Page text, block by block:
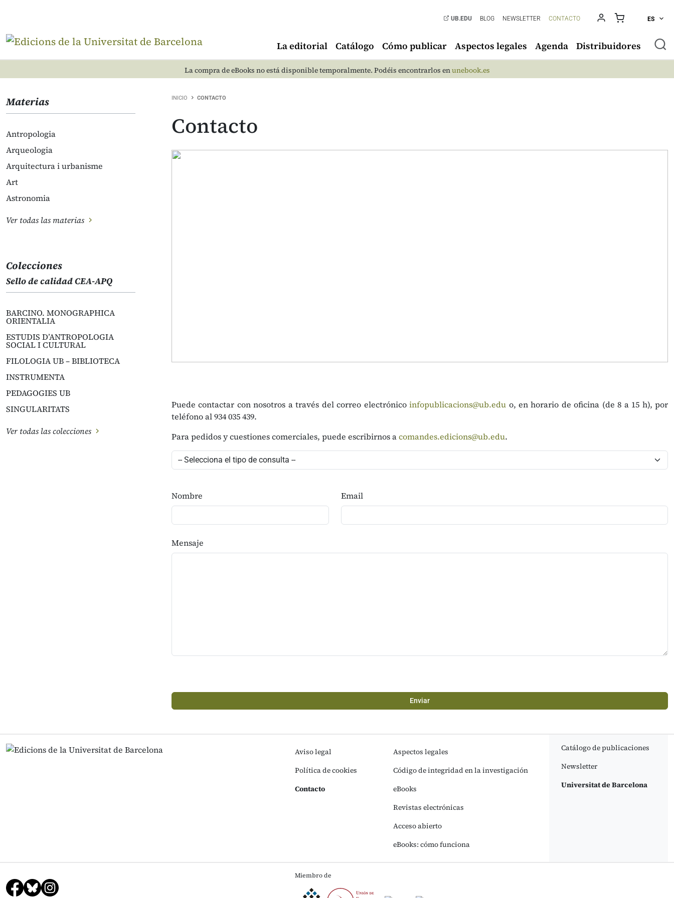
UB.EDU BLOG NEWSLETTER CONTACTO ES
La editorial Catálogo Cómo publicar Aspectos legales Agenda Distribuidores
La compra de eBooks no está disponible temporalmente. Podéis encontrarlos enunebook.es
Materias
Antropologia
Arqueologia
Arquitectura i urbanisme
Art
Astronomia
Ver todas las materias
Colecciones
Sello de calidad CEA-APQ
BARCINO. MONOGRAPHICA
ORIENTALIA
ESTUDIS D’ANTROPOLOGIA
SOCIAL I CULTURAL
FILOLOGIA UB – BIBLIOTECA
INSTRUMENTA
PEDAGOGIES UB
SINGULARITATS
Ver todas las colecciones
INICIO CONTACTO
Contacto
Puede contactar con nosotros a través del correo electrónicoinfopublicacions@ub.edu o, en horario de oficina (de 8 a 15 h), por
teléfono al 934 035 439.
Para pedidos y cuestiones comerciales, puede escribirnos acomandes.edicions@ub.edu.
Nombre Email
Mensaje
Enviar
Aviso legal
Política de cookies
Contacto
Aspectos legales
Código de integridad en la investigación
eBooks
Revistas electrónicas
Acceso abierto
eBooks: cómo funciona
Catálogo de publicaciones
Newsletter
Universitat de Barcelona
Miembro de